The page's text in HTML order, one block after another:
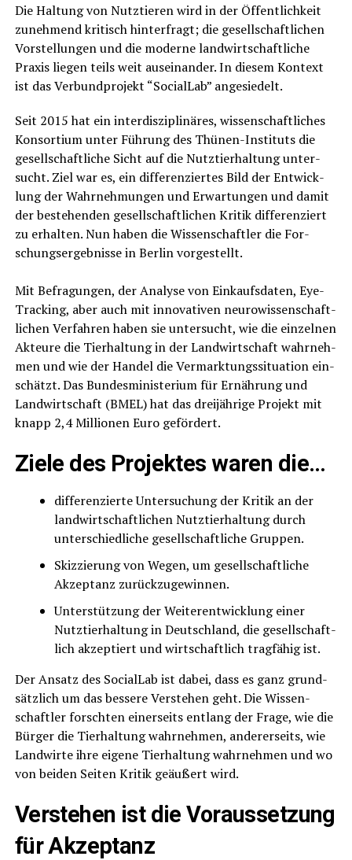
Die Hal­tung von Nutz­tie­ren wird in der Öffent­lich­keit
zuneh­mend kri­tisch hin­ter­fragt; die gesell­schaft­li­chen
Vor­stel­lun­gen und die moder­ne land­wirt­schaft­li­che
Pra­xis lie­gen teils weit aus­ein­an­der. In die­sem Kon­text
ist das Ver­bund­pro­jekt “Soci­al­Lab” angesiedelt.
Seit 2015 hat ein inter­dis­zi­pli­nä­res, wis­sen­schaft­li­ches
Kon­sor­ti­um unter Füh­rung des Thü­nen-Insti­tuts die
gesell­schaft­li­che Sicht auf die Nutz­tier­hal­tung unter­
sucht. Ziel war es, ein dif­fe­ren­zier­tes Bild der Ent­wick­
lung der Wahr­neh­mun­gen und Erwar­tun­gen und damit
der bestehen­den gesell­schaft­li­chen Kri­tik dif­fe­ren­ziert
zu erhal­ten. Nun haben die Wis­sen­schaft­ler die For­
schungs­er­geb­nis­se in Ber­lin vor­ge­stellt.
Mit Befra­gun­gen, der Ana­ly­se von Ein­kaufs­da­ten, Eye-
Track­ing, aber auch mit inno­va­ti­ven neu­ro­wis­sen­schaft­
li­chen Ver­fah­ren haben sie unter­sucht, wie die ein­zel­nen
Akteu­re die Tier­hal­tung in der Land­wirt­schaft wahr­neh­
men und wie der Han­del die Ver­mark­tungs­si­tua­ti­on ein­
schätzt. Das Bun­des­mi­nis­te­ri­um für Ernäh­rung und
Land­wirt­schaft (BMEL) hat das drei­jäh­ri­ge Pro­jekt mit
knapp 2,4 Mil­lio­nen Euro gefördert.
Zie­le des Pro­jek­tes waren die…
dif­fe­ren­zier­te Unter­su­chung der Kri­tik an der
land­wirt­schaft­li­chen Nutz­tier­hal­tung durch
unter­schied­li­che gesell­schaft­li­che Gruppen.
Skiz­zie­rung von Wegen, um gesell­schaft­li­che
Akzep­tanz zurückzugewinnen.
Unter­stüt­zung der Wei­ter­ent­wick­lung einer
Nutz­tier­hal­tung in Deutsch­land, die gesell­schaft­
lich akzep­tiert und wirt­schaft­lich trag­fä­hig ist.
Der Ansatz des Soci­al­Lab ist dabei, dass es ganz grund­
sätz­lich um das bes­se­re Ver­ste­hen geht. Die Wis­sen­
schaft­ler forsch­ten einer­seits ent­lang der Fra­ge, wie die
Bür­ger die Tier­hal­tung wahr­neh­men, ande­rer­seits, wie
Land­wir­te ihre eige­ne Tier­hal­tung wahr­neh­men und wo
von bei­den Sei­ten Kri­tik geäu­ßert wird.
Ver­ste­hen ist die Vor­aus­set­zung
für Akzeptanz